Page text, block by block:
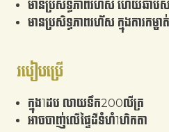
មានប្រសិទ្ធភាពរហ័ស ហើយឆាប់
មានប្រសិទ្ធភាពរហ័ស ក្នុងការកម្ច
របៀបប្រើ
ក្នុង1ដប លាយទឹក200លីត្រ
អាចបាញ់លើផ្ទៃដីទំហំ1ហិកតា